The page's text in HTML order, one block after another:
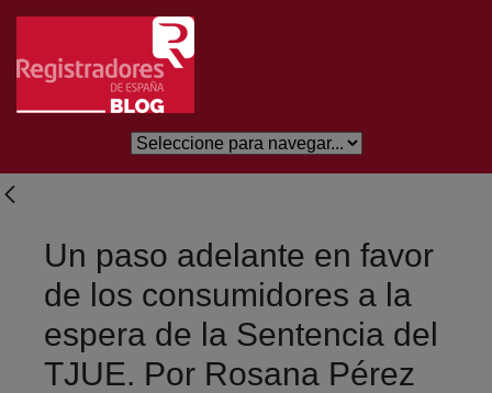
Salta al contingut principal
Un paso adelante en favor
de los consumidores a la
espera de la Sentencia del
TJUE. Por Rosana Pérez